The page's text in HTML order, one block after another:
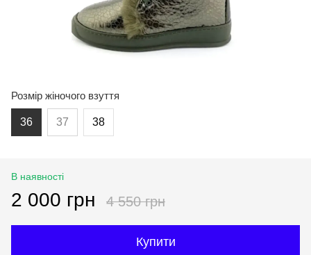
Розмір жіночого взуття
36 37 38
В наявності
2 000 грн 4 550 грн
Купити